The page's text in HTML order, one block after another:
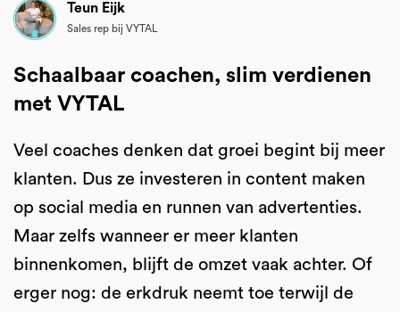
Teun Eijk
Sales rep bij VYTAL
Schaalbaar coachen, slim verdienen
met VYTAL
Veel coaches denken dat groei begint bij meer
klanten. Dus ze investeren in content maken
op social media en runnen van advertenties.
Maar zelfs wanneer er meer klanten
binnenkomen, blijft de omzet vaak achter. Of
erger nog: de erkdruk neemt toe terwijl de